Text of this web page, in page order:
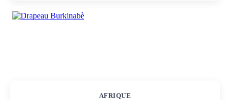
AFRIQUE